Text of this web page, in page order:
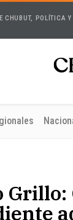
CHUBUT, POLÍTICA